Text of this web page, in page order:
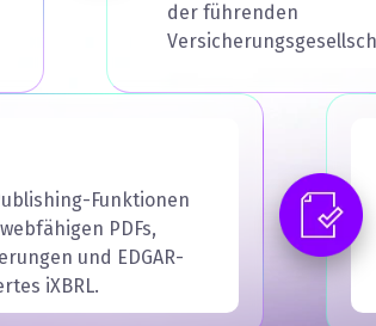
der führenden
Funktionen
PDFs,
und EDGAR-
iXBRL.